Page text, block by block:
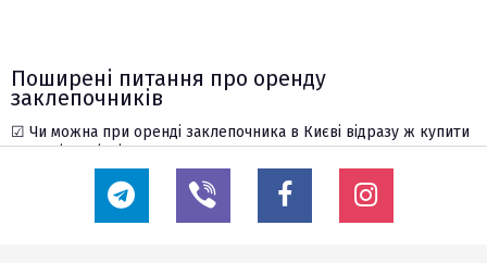
Поширені питання про оренду
заклепочників
☑ Чи можна при оренді заклепочника в Києві відразу ж купити
у вас відповідні заклепки?
Ні, заклепки необхідно купувати окремо.
☑ Якщо я не впевнений, який інструмент мені підійде, чи можу